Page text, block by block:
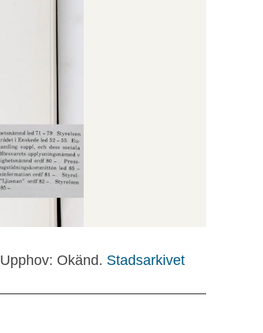
Upphov: Okänd. Stadsarkivet